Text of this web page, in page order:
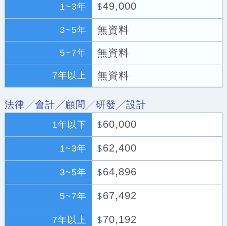
1~3年 $49,000
3~5年 無資料
5~7年 無資料
7年以上 無資料
法律╱會計╱顧問╱研發╱設計
1年以下 $60,000
1~3年 $62,400
3~5年 $64,896
5~7年 $67,492
7年以上 $70,192